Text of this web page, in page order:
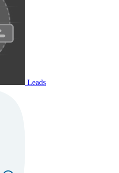
Leads